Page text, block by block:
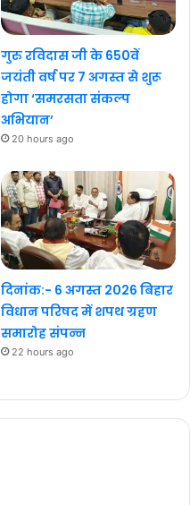
गुरु रविदास जी के 650वें
जयंती वर्ष पर 7 अगस्त से शुरू
होगा ‘समरसता संकल्प
अभियान’
20 hours ago
दिनांक:- 6 अगस्त 2026 बिहार
विधान परिषद में शपथ ग्रहण
समारोह संपन्न
22 hours ago